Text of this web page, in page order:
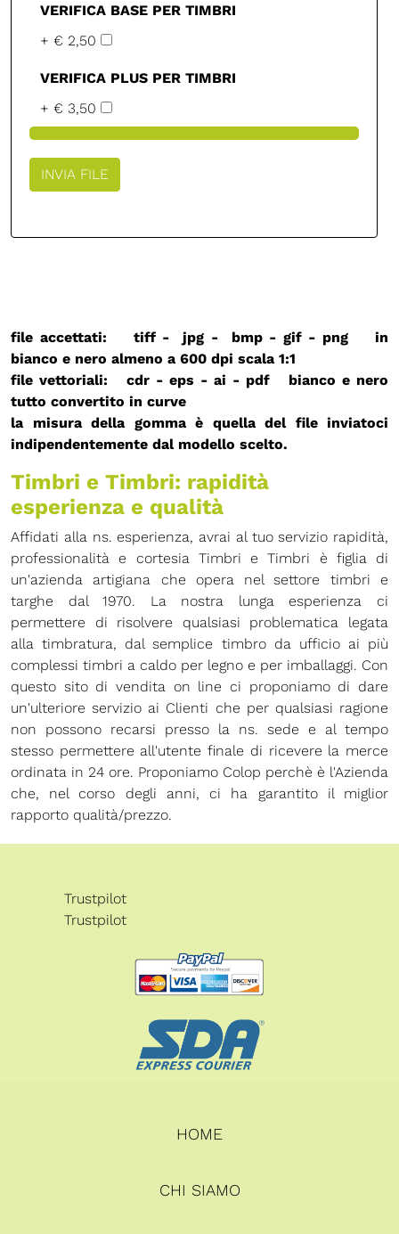
VERIFICA BASE PER TIMBRI
+ € 2,50
VERIFICA PLUS PER TIMBRI
+ € 3,50
file accettati: tiff - jpg - bmp - gif - png in
bianco e nero almeno a 600 dpi scala 1:1
file vettoriali: cdr - eps - ai - pdf bianco e nero
tutto convertito in curve
la misura della gomma è quella del file inviatoci
indipendentemente dal modello scelto.
Timbri e Timbri: rapidità
esperienza e qualità
Affidati alla ns. esperienza, avrai al tuo servizio rapidità,
professionalità e cortesia Timbri e Timbri è figlia di
un'azienda artigiana che opera nel settore timbri e
targhe dal 1970. La nostra lunga esperienza ci
permettere di risolvere qualsiasi problematica legata
alla timbratura, dal semplice timbro da ufficio ai più
complessi timbri a caldo per legno e per imballaggi. Con
questo sito di vendita on line ci proponiamo di dare
un'ulteriore servizio ai Clienti che per qualsiasi ragione
non possono recarsi presso la ns. sede e al tempo
stesso permettere all'utente finale di ricevere la merce
ordinata in 24 ore. Proponiamo Colop perchè è l'Azienda
che, nel corso degli anni, ci ha garantito il miglior
rapporto qualità/prezzo.
Trustpilot
Trustpilot
HOME
CHI SIAMO